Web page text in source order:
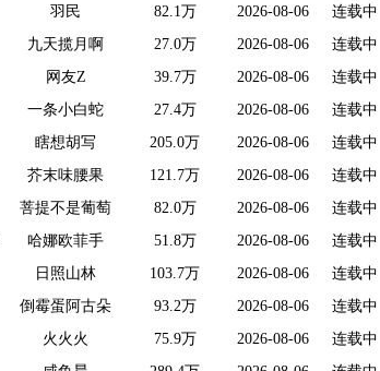
羽民 82.1万 2026-08-06
连载中
九天揽月啊 27.0万 2026-08-06
连载中
网友Z 39.7万 2026-08-06
连载中
一条小白蛇 27.4万 2026-08-06
连载中
瞎想胡写 205.0万 2026-08-06
连载中
芥末味腰果 121.7万 2026-08-06
连载中
菩提不是葡萄 82.0万 2026-08-06
连载中
哈娜欧菲手 51.8万 2026-08-06
连载中
日照山林 103.7万 2026-08-06
连载中
倒霉蛋阿古朵 93.2万 2026-08-06
连载中
火火火 75.9万 2026-08-06
连载中